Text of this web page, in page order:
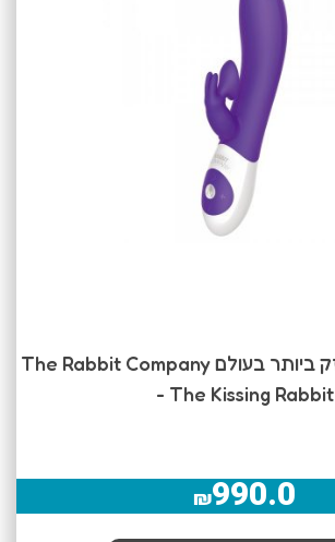
ויברטור נטען החזק ביותר בעולם The Rabbit Company
- The Kissing Rabbit
₪990.0